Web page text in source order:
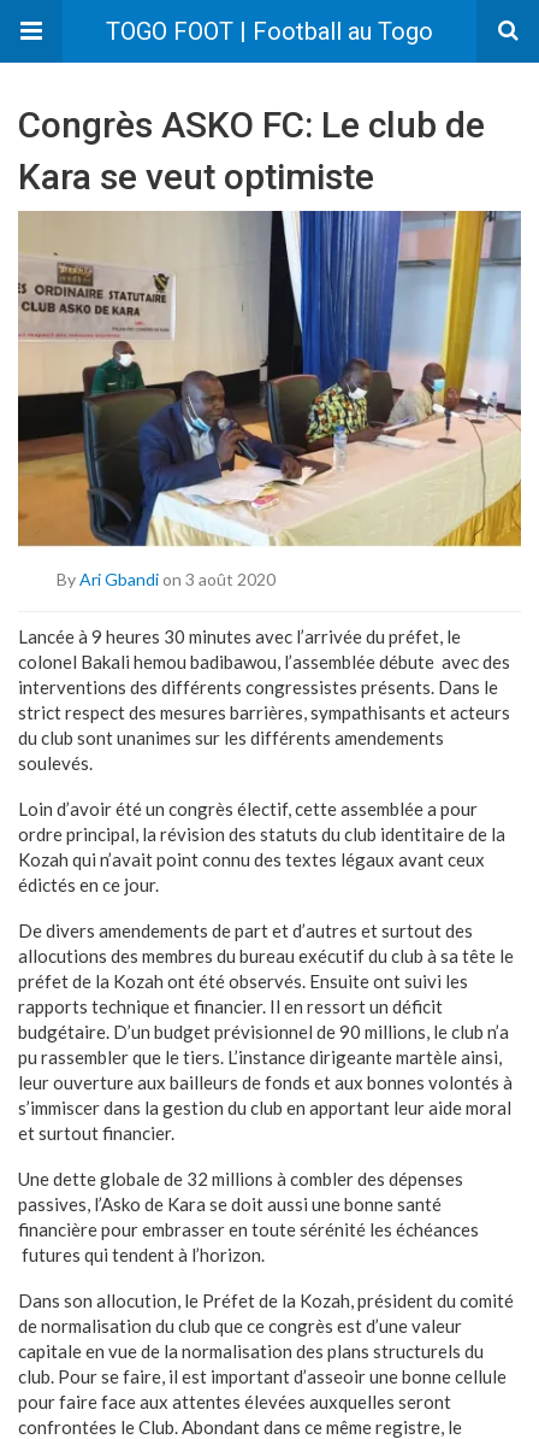
TOGO FOOT | Football au Togo
Congrès ASKO FC: Le club de
Kara se veut optimiste
By Ari Gbandion 3 août 2020
Lancée à 9 heures 30 minutes avec l’arrivée du préfet, le
colonel Bakali hemou badibawou, l’assemblée débute avec des
interventions des différents congressistes présents. Dans le
strict respect des mesures barrières, sympathisants et acteurs
du club sont unanimes sur les différents amendements
soulevés.
Loin d’avoir été un congrès électif, cette assemblée a pour
ordre principal, la révision des statuts du club identitaire de la
Kozah qui n’avait point connu des textes légaux avant ceux
édictés en ce jour.
De divers amendements de part et d’autres et surtout des
allocutions des membres du bureau exécutif du club à sa tête le
préfet de la Kozah ont été observés. Ensuite ont suivi les
rapports technique et financier. Il en ressort un déficit
budgétaire. D’un budget prévisionnel de 90 millions, le club n’a
pu rassembler que le tiers. L’instance dirigeante martèle ainsi,
leur ouverture aux bailleurs de fonds et aux bonnes volontés à
s’immiscer dans la gestion du club en apportant leur aide moral
et surtout financier.
Une dette globale de 32 millions à combler des dépenses
passives, l’Asko de Kara se doit aussi une bonne santé
financière pour embrasser en toute sérénité les échéances
futures qui tendent à l’horizon.
Dans son allocution, le Préfet de la Kozah, président du comité
de normalisation du club que ce congrès est d’une valeur
capitale en vue de la normalisation des plans structurels du
club. Pour se faire, il est important d’asseoir une bonne cellule
pour faire face aux attentes élevées auxquelles seront
confrontées le Club. Abondant dans ce même registre, le